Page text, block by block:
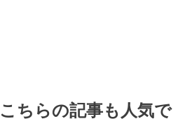
こちらの記事も人気で